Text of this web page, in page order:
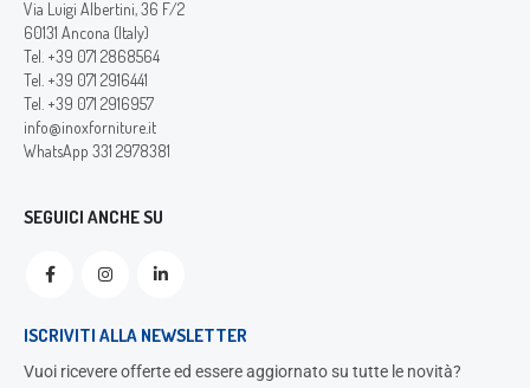
Via Luigi Albertini, 36 F/2
60131 Ancona (Italy)
Tel. +39 071 2868564
Tel. +39 071 2916441
Tel. +39 071 2916957
info@inoxforniture.it
WhatsApp 331 2978381
SEGUICI ANCHE SU
ISCRIVITI ALLA NEWSLETTER
Vuoi ricevere offerte ed essere aggiornato su tutte le novità?